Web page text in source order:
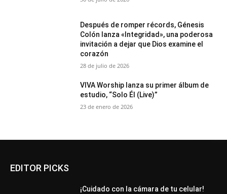
Después de romper récords, Génesis
Colón lanza «Integridad», una poderosa
invitación a dejar que Dios examine el
corazón
28 de julio de 2026
VIVA Worship lanza su primer álbum de
estudio, “Solo Él (Live)”
23 de enero de 2026
EDITOR PICKS
¡Cuidado con la cámara de tu celular!